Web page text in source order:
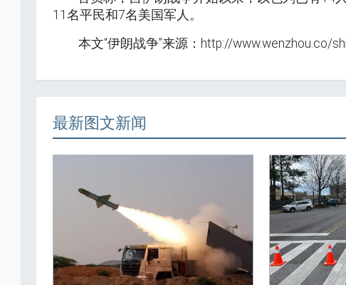
11名平民和7名美国军人。
本文“伊朗战争”来源：http://www.wenzhou.co/
最新图文新闻